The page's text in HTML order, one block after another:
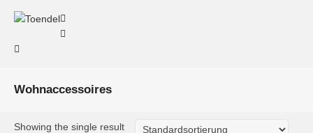
Wohnaccessoires
Showing the single result